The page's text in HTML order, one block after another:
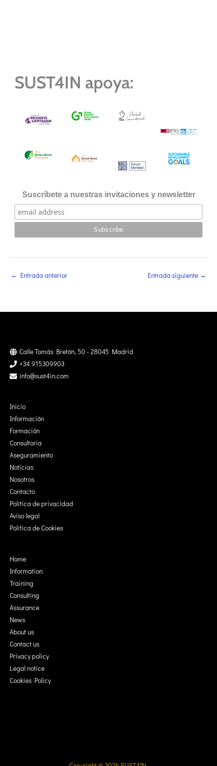
SUST4IN apoya:
Suscríbete a nuestras invitaciones y newsletter
← Entrada anterior Entrada siguiente →
Calle Tomás Bretón, 50 - 28045 Madrid
+34 915309903
info@sust4in.com
Inicio
Información
Formación
Consultoría
Aseguramiento
Noticias
Nosotros
Contacto
Política de privacidad
Aviso legal
Política de Cookies
Home
Information
Training
Consulting
Assurance
News
About us
Contact us
Privacy policy
Legal notice
Cookies Policy